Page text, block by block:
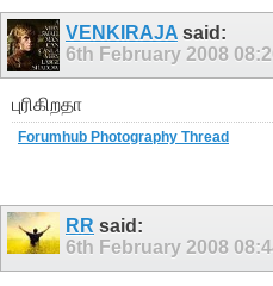
VENKIRAJA said:
6th February 2008
புரிகிறதா
Forumhub Photography Thread
RR said:
6th February 2008